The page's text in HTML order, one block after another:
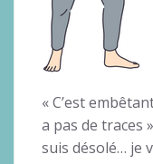
« C’est
a pas de traces
suis désolé… je